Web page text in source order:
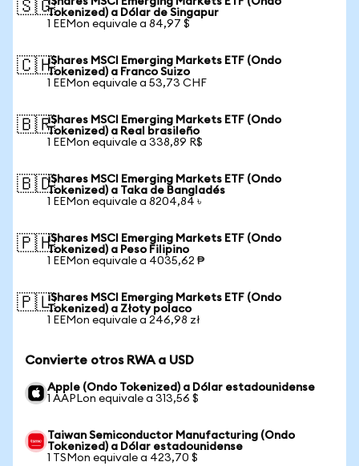
🇸🇬Tokenized) a Dólar de Singapur
1 EEMon equivale a 84,97 $
🇨🇭iShares MSCI Emerging Markets ETF (Ondo
Tokenized) a Franco Suizo
1 EEMon equivale a 53,73 CHF
🇧🇷iShares MSCI Emerging Markets ETF (Ondo
Tokenized) a Real brasileño
1 EEMon equivale a 338,89 R$
🇧🇩iShares MSCI Emerging Markets ETF (Ondo
Tokenized) a Taka de Bangladés
1 EEMon equivale a 8204,84 ৳
🇵🇭iShares MSCI Emerging Markets ETF (Ondo
Tokenized) a Peso Filipino
1 EEMon equivale a 4035,62 ₱
🇵🇱iShares MSCI Emerging Markets ETF (Ondo
Tokenized) a Złoty polaco
1 EEMon equivale a 246,98 zł
Convierte otros RWA a USD
Apple (Ondo Tokenized) a Dólar estadounidense
1 AAPLon equivale a 313,56 $
Taiwan Semiconductor Manufacturing (Ondo
Tokenized) a Dólar estadounidense
1 TSMon equivale a 423,70 $